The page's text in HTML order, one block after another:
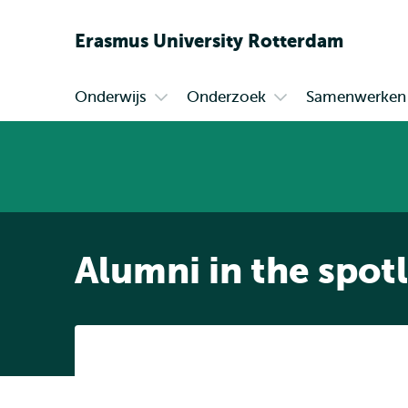
Erasmus University Rotterdam
Primair
Onderwijs Onderzoek Samenwerken
Alumni in the